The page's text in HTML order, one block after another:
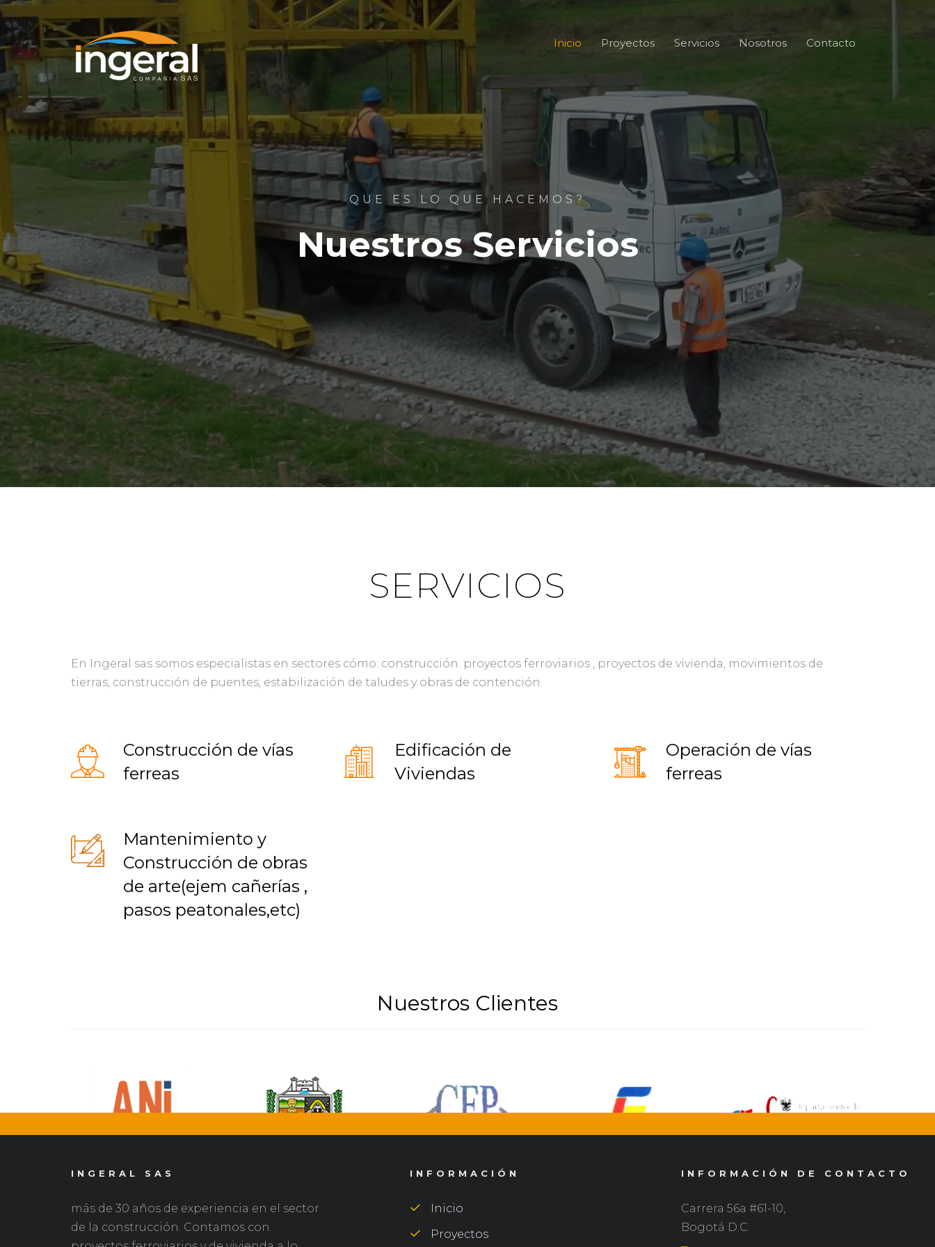
Inicio Proyectos Servicios Nosotros Contacto
QUE ES LO QUE HACEMOS?
Nuestros Servicios
SERVICIOS
En Ingeral sas somos especialistas en sectores cómo: construcción. proyectos ferroviarios , proyectos de vivienda, movimientos de
tierras, construcción de puentes, estabilización de taludes y obras de contención.
Construcción de vías
ferreas
Edificación de
Viviendas
Operación de vías
ferreas
Mantenimiento y
Construcción de obras
de arte(ejem cañerías ,
pasos peatonales,etc)
Nuestros Clientes
INFORMACIÓN INFORMACIÓN DE CONTACTO